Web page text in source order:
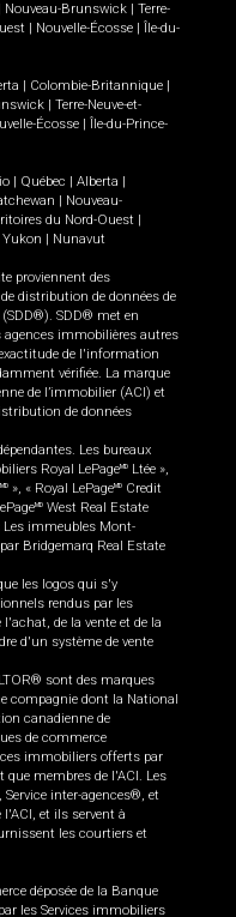
Nouveau-Brunswick
Terre-
Nouvelle-Écosse
Île-du-
Colombie-Britannique
Terre-Neuve-et-
Écosse
Île-du-Prince-
Québec Alberta
Nouveau-
du Nord-Ouest
Yukon Nunavut
proviennent des
distribution de données de
SDD® met en
agences immobilières autres
de l'information
vérifiée. La marque
de l’immobilier (ACI) et
de données
Les bureaux
Royal LePageMD
Ltée »,
MD », « Royal LePageMD
Credit
MD West Real Estate
Les immeubles Mont-
Bridgemarq Real Estate
les logos qui s'y
rendus par les
de la vente et de la
d'un système de vente
sont des marques
compagnie dont la National
canadienne de
de commerce
immobiliers offerts par
membres de l'ACI. Les
inter-agences®, et
et ils servent à
les courtiers et
déposée de la Banque
les Services immobiliers